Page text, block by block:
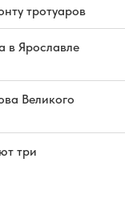
тротуаров
в Ярославле
Великого
три